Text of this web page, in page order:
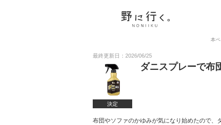
本
最終更新日：2026/06/25
決定
ダニスプレーで布
布団やソファのかゆみが気になり始めたので